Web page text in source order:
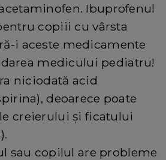
Ibuprofenul
copiii cu vârsta
i aceste medicamente
medicului pediatru!
niciodată acid
deoarece poate
creierului și ficatului
sau copilul are probleme